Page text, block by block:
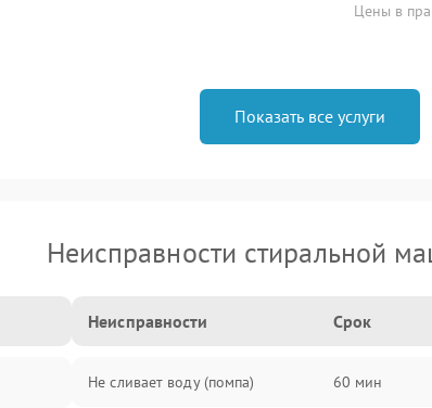
Цены в
Показать все услуги
Неисправности стиральной
Неисправности Срок
Не сливает воду (помпа) 60 мин